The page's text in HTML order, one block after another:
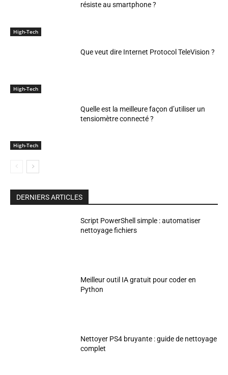
High-Tech
résiste au smartphone ?
High-Tech
Que veut dire Internet Protocol TeleVision ?
High-Tech
Quelle est la meilleure façon d’utiliser un
tensiomètre connecté ?
DERNIERS ARTICLES
Script PowerShell simple : automatiser
nettoyage fichiers
Meilleur outil IA gratuit pour coder en
Python
Nettoyer PS4 bruyante : guide de nettoyage
complet